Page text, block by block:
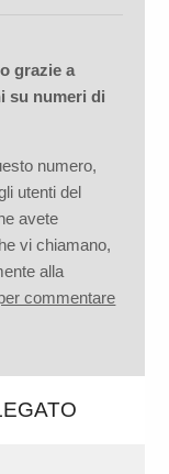
grazie a
su numeri di
numero,
utenti del
avete
vi chiamano,
alla
commentare